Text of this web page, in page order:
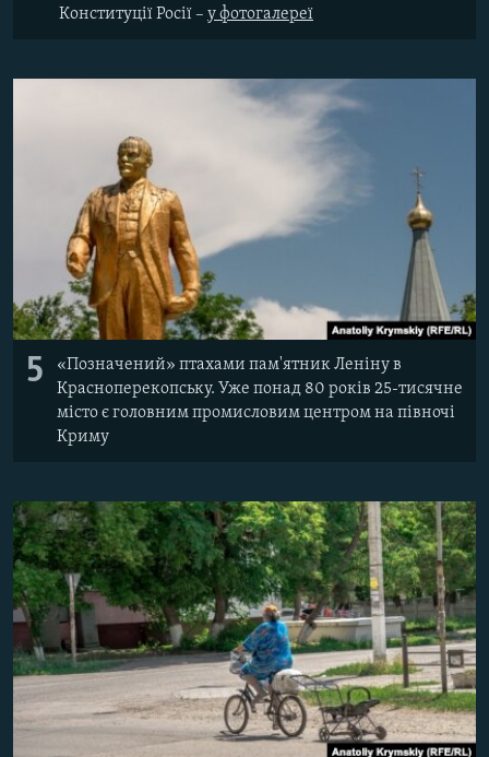
Конституції Росії – у фотогалереї​
5
«Позначений» птахами пам'ятник Леніну в
Красноперекопську. Уже понад 80 років 25-тисячне
місто є головним промисловим центром на півночі
Криму